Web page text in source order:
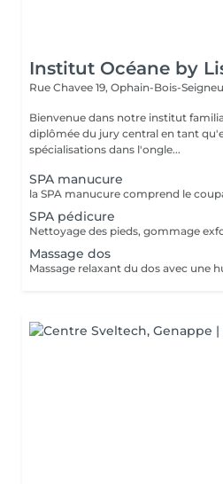
Institut Océane by
Rue Chavee 19, Ophain-Bois-
Bienvenue dans notre institut
diplômée du jury central en tant
spécialisations dans l'ongle...
SPA manucure
SPA pédicure
Massage dos